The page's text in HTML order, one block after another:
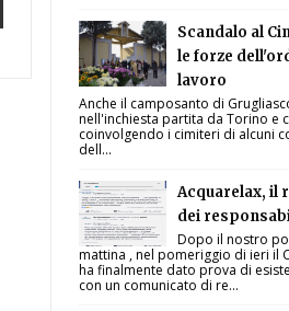
Scandalo al
le forze
lavoro
Anche il camposanto di
nell'inchiesta partita da Torino e
coinvolgendo i cimiteri di alcuni
dell...
Acquarelax, il
dei
Dopo il nostro
mattina , nel pomeriggio di ieri il
ha finalmente dato prova di
con un comunicato di re...